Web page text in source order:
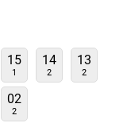
15
1
14
2
13
2
02
2